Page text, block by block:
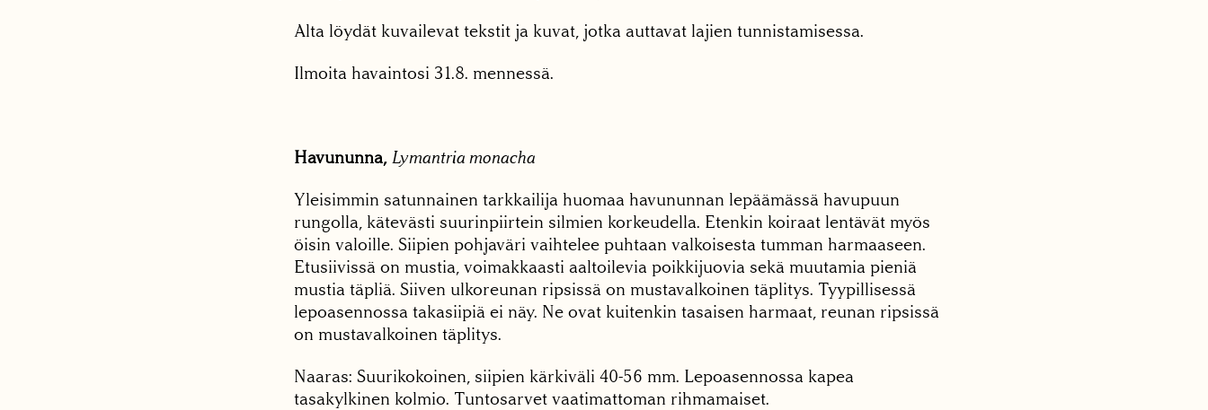
Alta löydät kuvailevat tekstit ja kuvat, jotka auttavat lajien tunnistamisessa.
Ilmoita havaintosi 31.8. mennessä.
Havununna, Lymantria monacha
Yleisimmin satunnainen tarkkailija huomaa havununnan lepäämässä havupuun
rungolla, kätevästi suurinpiirtein silmien korkeudella. Etenkin koiraat lentävät myös
öisin valoille. Siipien pohjaväri vaihtelee puhtaan valkoisesta tumman harmaaseen.
Etusiivissä on mustia, voimakkaasti aaltoilevia poikkijuovia sekä muutamia pieniä
mustia täpliä. Siiven ulkoreunan ripsissä on mustavalkoinen täplitys. Tyypillisessä
lepoasennossa takasiipiä ei näy. Ne ovat kuitenkin tasaisen harmaat, reunan ripsissä
on mustavalkoinen täplitys.
Naaras: Suurikokoinen, siipien kärkiväli 40-56 mm. Lepoasennossa kapea
tasakylkinen kolmio. Tuntosarvet vaatimattoman rihmamaiset.